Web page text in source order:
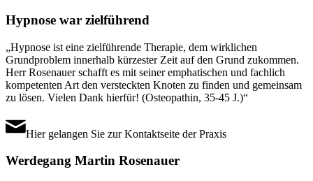
Hypnose war zielführend
„Hypnose ist eine zielführende Therapie, dem wirklichen
Grundproblem innerhalb kürzester Zeit auf den Grund zukommen.
Herr Rosenauer schafft es mit seiner emphatischen und fachlich
kompetenten Art den versteckten Knoten zu finden und gemeinsam
zu lösen. Vielen Dank hierfür! (Osteopathin, 35-45 J.)“
Hier gelangen Sie zur Kontaktseite der Praxis
Werdegang Martin Rosenauer